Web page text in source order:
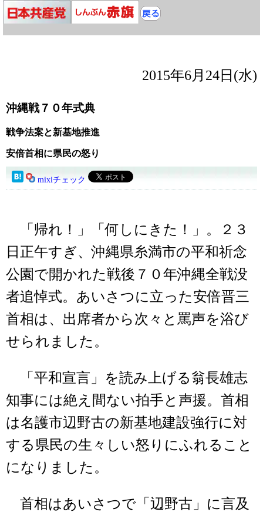
2015年6月24日(水)
沖縄戦７０年式典
戦争法案と新基地推進
安倍首相に県民の怒り
mixiチェック
「帰れ！」「何しにきた！」。２３
日正午すぎ、沖縄県糸満市の平和祈念
公園で開かれた戦後７０年沖縄全戦没
者追悼式。あいさつに立った安倍晋三
首相は、出席者から次々と罵声を浴び
せられました。
「平和宣言」を読み上げる翁長雄志
知事には絶え間ない拍手と声援。首相
は名護市辺野古の新基地建設強行に対
する県民の生々しい怒りにふれること
になりました。
首相はあいさつで「辺野古」に言及